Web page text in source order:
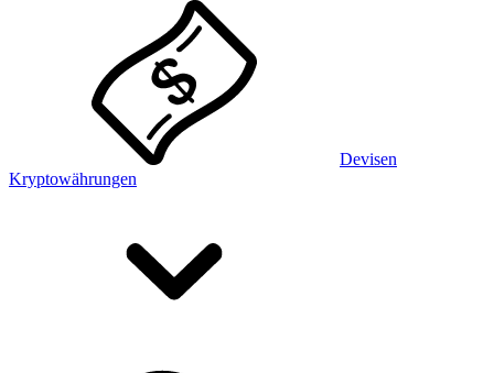
Devisen
Kryptowährungen